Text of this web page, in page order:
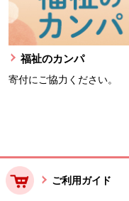
福祉のカンパ
寄付にご協力ください。
ご利用ガイド